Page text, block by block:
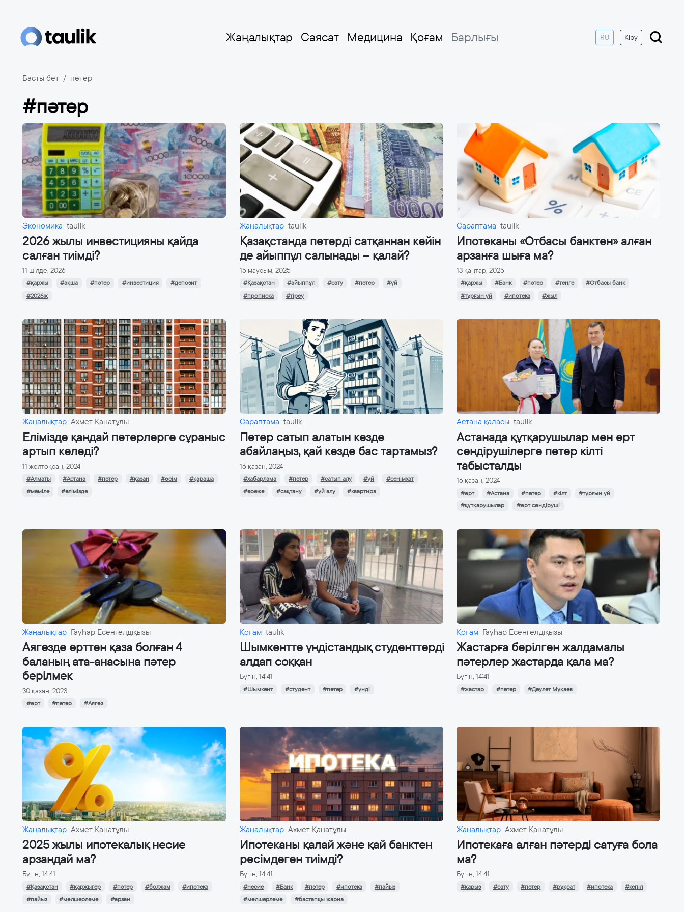
Жаңалықтар Саясат Медицина Қоғам Барлығы RU Кіру
Басты бет пәтер
#пәтер
Экономика taulik
2026 жылы инвестицияны қайда
салған тиімді?
11 шілде, 2026
#қаржы #ақша #пәтер #инвестиция
#депозит
#2026ж
Жаңалықтар taulik
Қазақстанда пәтерді сатқаннан кейін
де айыппұл салынады – қалай?
15 маусым, 2025
#Қазақстан #айыппұл #сату #пәтер
#үй
#прописка
#тіреу
Сараптама taulik
Ипотеканы «Отбасы банктен» алған
арзанға шыға ма?
13 қаңтар, 2025
#қаржы #Банк #пәтер #теңге
#Отбасы банк
#тұрғын үй
#ипотека #жыл
Жаңалықтар Ахмет Қанатұлы
Елімізде қандай пәтерлерге сұраныс
артып келеді?
11 желтоқсан, 2024
#Алматы #Астана #пәтер #қазан #өсім
#қараша
#мәміле
#елімізде
Сараптама taulik
Пәтер сатып алатын кезде
абайлаңыз, қай кезде бас тартамыз?
16 қазан, 2024
#хабарлама #пәтер #сатып алу #үй
#сенімхат
#ереже
#сақтану #үй алу #квартира
Астана қаласы taulik
Астанада құтқарушылар мен өрт
сөндірушілерге пәтер кілті
табысталды
16 қазан, 2024
#өрт #Астана #пәтер #кілт
#тұрғын үй
#құтқарушылар
#өрт сөндіруші
Жаңалықтар Гауһар Есенгелдіқызы
Аягөзде өрттен қаза болған 4
баланың ата-анасына пәтер
берілмек
30 қазан, 2023
#өрт #пәтер #Аягөз
Қоғам taulik
Шымкентте үндістандық студенттерді
алдап соққан
Бүгін, 14:41
#Шымкент #студент #пәтер #үнді
Қоғам Гауһар Есенгелдіқызы
Жастарға берілген жалдамалы
пәтерлер жастарда қала ма?
Бүгін, 14:41
#жастар #пәтер #Дәулет Мұқаев
Жаңалықтар Ахмет Қанатұлы
2025 жылы ипотекалық несие
арзандай ма?
Бүгін, 14:41
#Қазақстан #қаржыгер #пәтер #болжам
#ипотека
#пайыз
#мөлшерлеме #арзан
Жаңалықтар Ахмет Қанатұлы
Ипотеканы қалай және қай банктен
рәсімдеген тиімді?
Бүгін, 14:41
#несие #Банк #пәтер #ипотека
#пайыз
#мөлшерлеме
#бастапқы жарна
Жаңалықтар Ахмет Қанатұлы
Ипотекаға алған пәтерді сатуға бола
ма?
Бүгін, 14:41
#қарыз #сату #пәтер #рұқсат #ипотека #кепіл